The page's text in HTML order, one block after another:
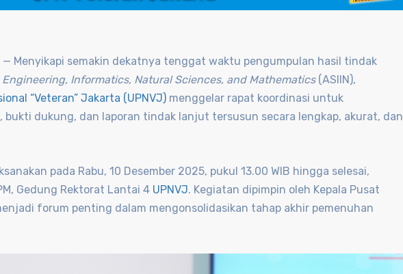
— Menyikapi semakin dekatnya tenggat waktu pengumpulan hasil tindak
Engineering, Informatics, Natural Sciences, and Mathematics(ASIIN),
“Veteran” Jakarta (UPNVJ) menggelar rapat koordinasi untuk
bukti dukung, dan laporan tindak lanjut tersusun secara lengkap, akurat, dan
pada Rabu, 10 Desember 2025, pukul 13.00 WIB hingga selesai,
Gedung Rektorat Lantai 4 UPNVJ. Kegiatan dipimpin oleh Kepala Pusat
forum penting dalam mengonsolidasikan tahap akhir pemenuhan